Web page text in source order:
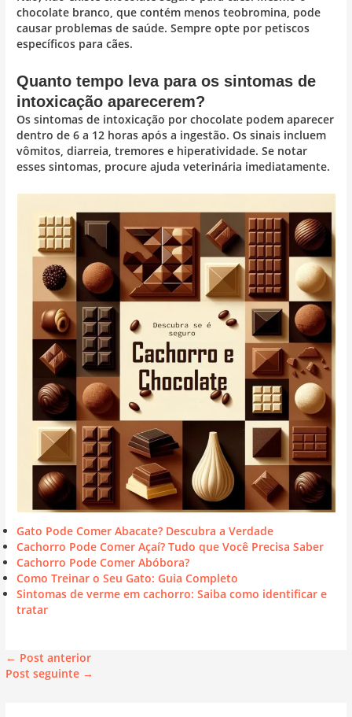
chocolate branco, que contém menos teobromina, pode
causar problemas de saúde. Sempre opte por petiscos
específicos para cães.
Quanto tempo leva para os sintomas de
intoxicação aparecerem?
Os sintomas de intoxicação por chocolate podem aparecer
dentro de 6 a 12 horas após a ingestão. Os sinais incluem
vômitos, diarreia, tremores e hiperatividade. Se notar
esses sintomas, procure ajuda veterinária imediatamente.
Gato Pode Comer Abacate? Descubra a Verdade
Cachorro Pode Comer Açaí? Tudo que Você Precisa Saber
Cachorro Pode Comer Abóbora?
Como Treinar o Seu Gato: Guia Completo
Sintomas de verme em cachorro: Saiba como identificar e
tratar
← Post anterior
Post seguinte →